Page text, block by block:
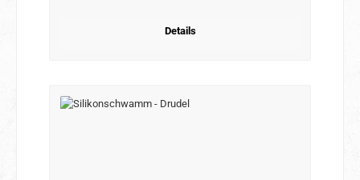
Details